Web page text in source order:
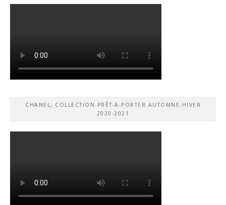
CHANEL, COLLECTION PRÊT-À-PORTER AUTOMNE-HIVER
2020-2021